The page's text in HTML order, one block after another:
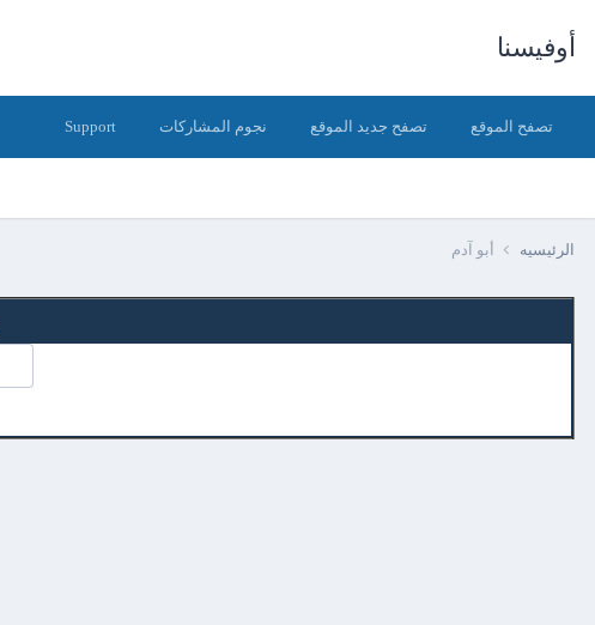
أوفيسنا
تصفح الموقع تصفح جديد الموقع نجوم المشاركات Support
الرئيسيه أبو آدم